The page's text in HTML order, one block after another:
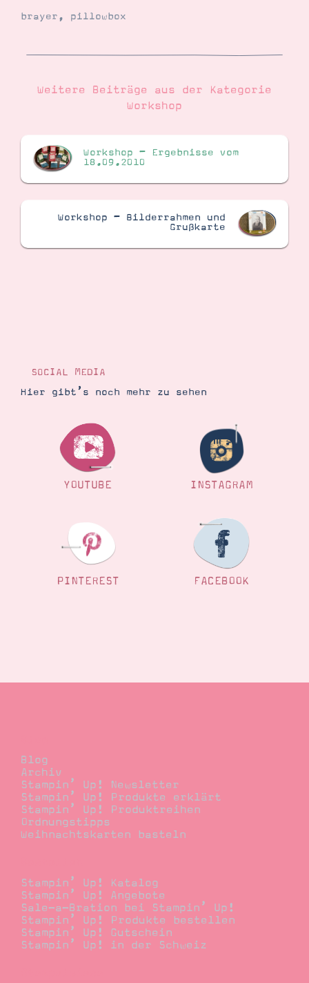
brayer, pillowbox
Weitere Beiträge aus der Kategorie
Workshop
Workshop – Ergebnisse vom
18.09.2010
Workshop – Bilderrahmen und
Grußkarte
SOCIAL MEDIA
Hier gibt’s noch mehr zu sehen
YOUTUBE INSTAGRAM
PINTEREST FACEBOOK
Blog
Archiv
Stampin’ Up! Newsletter
Stampin’ Up! Produkte erklärt
Stampin’ Up! Produktreihen
Ordnungstipps
Weihnachtskarten basteln
Stampin’ Up! Katalog
Stampin’ Up! Angebote
Sale-a-Bration bei Stampin’ Up!
Stampin’ Up! Produkte bestellen
Stampin’ Up! Gutschein
Stampin’ Up! in der Schweiz